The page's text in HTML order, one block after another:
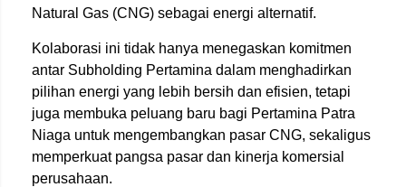
Natural Gas (CNG) sebagai energi alternatif.
Kolaborasi ini tidak hanya menegaskan komitmen
antar Subholding Pertamina dalam menghadirkan
pilihan energi yang lebih bersih dan efisien, tetapi
juga membuka peluang baru bagi Pertamina Patra
Niaga untuk mengembangkan pasar CNG, sekaligus
memperkuat pangsa pasar dan kinerja komersial
perusahaan.